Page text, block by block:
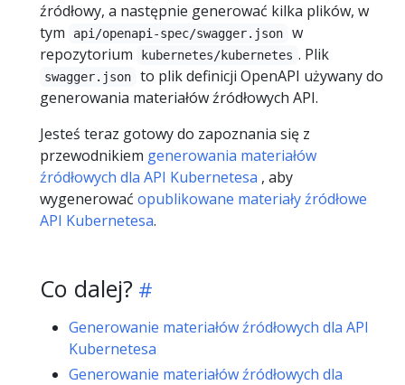
źródłowy, a następnie generować kilka plików, w
tym
api/openapi-spec/swagger.json
w
repozytorium
kubernetes/kubernetes . Plik
swagger.json
to plik definicji OpenAPI używany do
generowania materiałów źródłowych API.
Jesteś teraz gotowy do zapoznania się z
przewodnikiem generowania materiałów
źródłowych dla API Kubernetesa , aby
wygenerować opublikowane materiały źródłowe
API Kubernetesa.
Co dalej?
Generowanie materiałów źródłowych dla API
Kubernetesa
Generowanie materiałów źródłowych dla